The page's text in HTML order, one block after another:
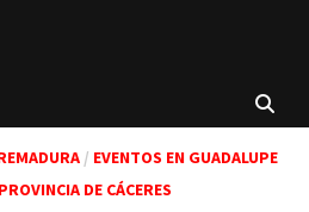
/ EVENTOS EN GUADALUPE
DE CÁCERES